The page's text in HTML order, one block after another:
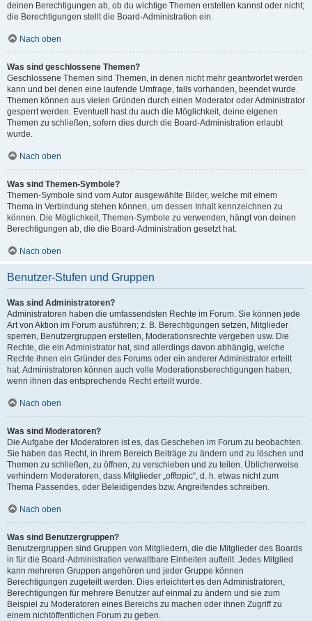
deinen Berechtigungen ab, ob du wichtige Themen erstellen kannst oder nicht;
die Berechtigungen stellt die Board-Administration ein.
Nach oben
Was sind geschlossene Themen?
Geschlossene Themen sind Themen, in denen nicht mehr geantwortet werden
kann und bei denen eine laufende Umfrage, falls vorhanden, beendet wurde.
Themen können aus vielen Gründen durch einen Moderator oder Administrator
gesperrt werden. Eventuell hast du auch die Möglichkeit, deine eigenen
Themen zu schließen, sofern dies durch die Board-Administration erlaubt
wurde.
Nach oben
Was sind Themen-Symbole?
Themen-Symbole sind vom Autor ausgewählte Bilder, welche mit einem
Thema in Verbindung stehen können, um dessen Inhalt kennzeichnen zu
können. Die Möglichkeit, Themen-Symbole zu verwenden, hängt von deinen
Berechtigungen ab, die die Board-Administration gesetzt hat.
Nach oben
Benutzer-Stufen und Gruppen
Was sind Administratoren?
Administratoren haben die umfassendsten Rechte im Forum. Sie können jede
Art von Aktion im Forum ausführen; z. B. Berechtigungen setzen, Mitglieder
sperren, Benutzergruppen erstellen, Moderationsrechte vergeben usw. Die
Rechte, die ein Administrator hat, sind allerdings davon abhängig, welche
Rechte ihnen ein Gründer des Forums oder ein anderer Administrator erteilt
hat. Administratoren können auch volle Moderationsberechtigungen haben,
wenn ihnen das entsprechende Recht erteilt wurde.
Nach oben
Was sind Moderatoren?
Die Aufgabe der Moderatoren ist es, das Geschehen im Forum zu beobachten.
Sie haben das Recht, in ihrem Bereich Beiträge zu ändern und zu löschen und
Themen zu schließen, zu öffnen, zu verschieben und zu teilen. Üblicherweise
verhindern Moderatoren, dass Mitglieder „offtopic“, d. h. etwas nicht zum
Thema Passendes, oder Beleidigendes bzw. Angreifendes schreiben.
Nach oben
Was sind Benutzergruppen?
Benutzergruppen sind Gruppen von Mitgliedern, die die Mitglieder des Boards
in für die Board-Administration verwaltbare Einheiten aufteilt. Jedes Mitglied
kann mehreren Gruppen angehören und jeder Gruppe können
Berechtigungen zugeteilt werden. Dies erleichtert es den Administratoren,
Berechtigungen für mehrere Benutzer auf einmal zu ändern und sie zum
Beispiel zu Moderatoren eines Bereichs zu machen oder ihnen Zugriff zu
einem nichtöffentlichen Forum zu geben.